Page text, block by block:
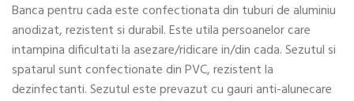
Banca pentru cada este confectionata din tuburi de aluminiu
anodizat, rezistent si durabil. Este utila persoanelor care
intampina dificultati la asezare/ridicare in/din cada. Sezutul si
spatarul sunt confectionate din PVC, rezistent la
dezinfectanti. Sezutul este prevazut cu gauri anti-alunecare